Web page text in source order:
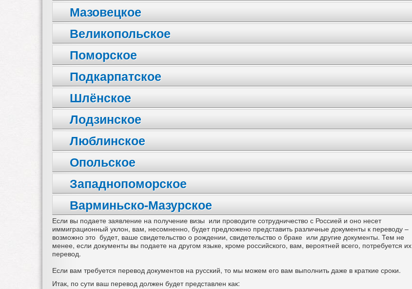
Мазовецкое
Великопольское
Поморское
Подкарпатское
Шлёнское
Лодзинское
Люблинское
Опольское
Западнопоморское
Варминьско-Мазурское
Если вы подаете заявление на получение визы или проводите сотрудничество с Россией и оно несет
иммиграционный уклон, вам, несомненно, будет предложено представить различные документы к переводу –
возможно это будет, ваше свидетельство о рождении, свидетельство о браке или другие документы. Тем не
менее, если документы вы подаете на другом языке, кроме российского, вам, вероятней всего, потребуется их
перевод.
Если вам требуется перевод документов на русский, то мы можем его вам выполнить даже в краткие сроки.
Итак, по сути ваш перевод должен будет представлен как: